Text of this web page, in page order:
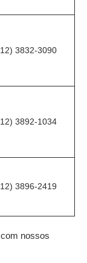
3832-3090
3892-1034
3896-2419
nossos